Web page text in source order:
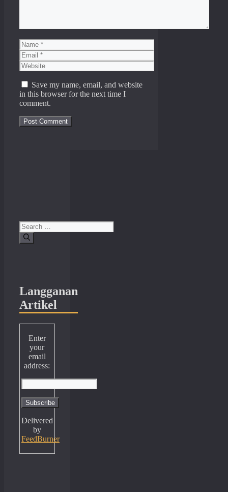
Name
Email
Website
Save my name, email, and website
in this browser for the next time I
comment.
Search
for:
Langganan
Artikel
Enter
your
email
address:
Delivered
by
FeedBurner